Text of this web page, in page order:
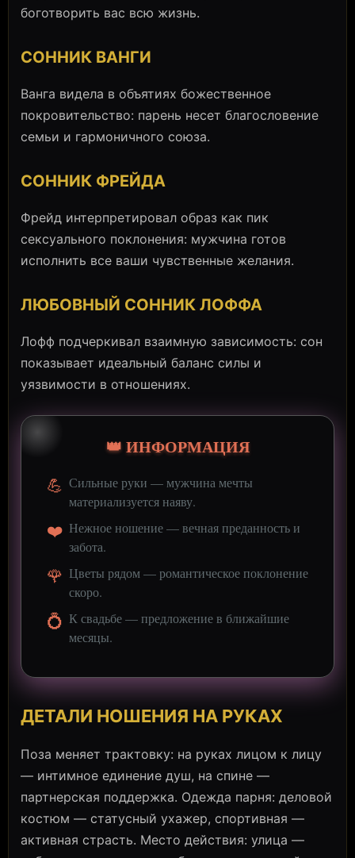
боготворить вас всю жизнь.
СОННИК ВАНГИ
Ванга видела в объятиях божественное
покровительство: парень несет благословение
семьи и гармоничного союза.
СОННИК ФРЕЙДА
Фрейд интерпретировал образ как пик
сексуального поклонения: мужчина готов
исполнить все ваши чувственные желания.
ЛЮБОВНЫЙ СОННИК ЛОФФА
Лофф подчеркивал взаимную зависимость: сон
показывает идеальный баланс силы и
уязвимости в отношениях.
👑 ИНФОРМАЦИЯ
💪 Сильные руки — мужчина мечты
материализуется наяву.
❤️ Нежное ношение — вечная преданность и
забота.
🌹 Цветы рядом — романтическое поклонение
скоро.
💍 К свадьбе — предложение в ближайшие
месяцы.
ДЕТАЛИ НОШЕНИЯ НА РУКАХ
Поза меняет трактовку: на руках лицом к лицу
— интимное единение душ, на спине —
партнерская поддержка. Одежда парня: деловой
костюм — статусный ухажер, спортивная —
активная страсть. Место действия: улица —